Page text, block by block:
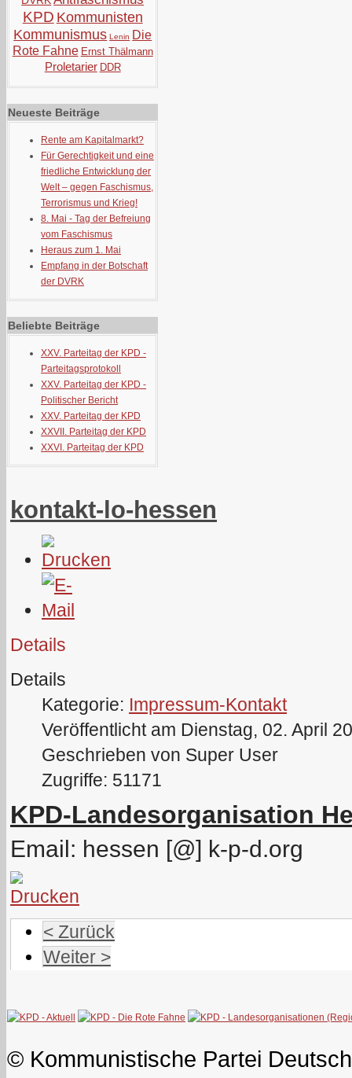
KPD Kommunisten
Kommunismus Lenin Die
Rote Fahne Ernst Thälmann
Proletarier DDR
Neueste Beiträge
Rente am Kapitalmarkt?
Für Gerechtigkeit und eine
friedliche Entwicklung der
Welt – gegen Faschismus,
Terrorismus und Krieg!
8. Mai - Tag der Befreiung
vom Faschismus
Heraus zum 1. Mai
Empfang in der Botschaft
der DVRK
Beliebte Beiträge
XXV. Parteitag der KPD -
Parteitagsprotokoll
XXV. Parteitag der KPD -
Politischer Bericht
XXV. Parteitag der KPD
XXVII. Parteitag der KPD
XXVI. Parteitag der KPD
kontakt-lo-hessen
Details
Details
Kategorie: Impressum-Kontakt
Veröffentlicht am Dienstag, 02. April
Geschrieben von Super User
Zugriffe: 51171
KPD-Landesorganisation
Email: hessen [@] k-p-d.org
< Zurück
Weiter >
© Kommunistische Partei